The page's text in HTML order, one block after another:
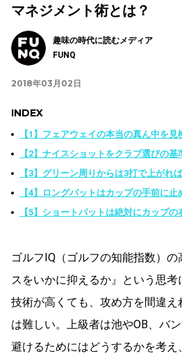
マネジメント術とは？
趣味の時代に読むメディア
FUNQ
2018年03月02日
INDEX
【1】フェアウェイの本当の真ん中を見
【2】ナイスショットをクラブ選びの基
【3】グリーン周りからは3打で上がれ
【4】ロングパットはカップの手前に止
【5】ショートパットは絶対にカップ
ゴルフIQ（ゴルフの知能指数）
スをいかに抑えるか』という思
技術が高くても、攻め方を間違
は難しい。上級者は池やOB、バ
避けるためにはどうするかを考